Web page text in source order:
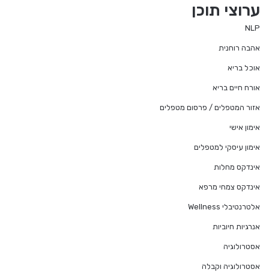
ערוצי תוכן
NLP
אהבה רוחנית
אוכל בריא
אורח חיים בריא
אזור המטפלים / פרסום מטפלים
אימון אישי
אימון עיסקי למטפלים
אינדקס מחלות
אינדקס צמחי מרפא
אלטרנטיבלי Wellness
אנרגיות חיוביות
אסטרולוגיה
אסטרולוגיה וקבלה